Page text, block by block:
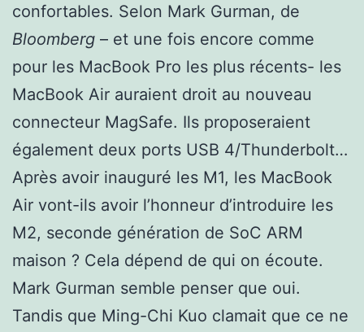
confortables. Selon Mark Gurman, de
Bloomberg – et une fois encore comme
pour les MacBook Pro les plus récents- les
MacBook Air auraient droit au nouveau
connecteur MagSafe. Ils proposeraient
également deux ports USB 4/Thunderbolt…
Après avoir inauguré les M1, les MacBook
Air vont-ils avoir l’honneur d’introduire les
M2, seconde génération de SoC ARM
maison ? Cela dépend de qui on écoute.
Mark Gurman semble penser que oui.
Tandis que Ming-Chi Kuo clamait que ce ne